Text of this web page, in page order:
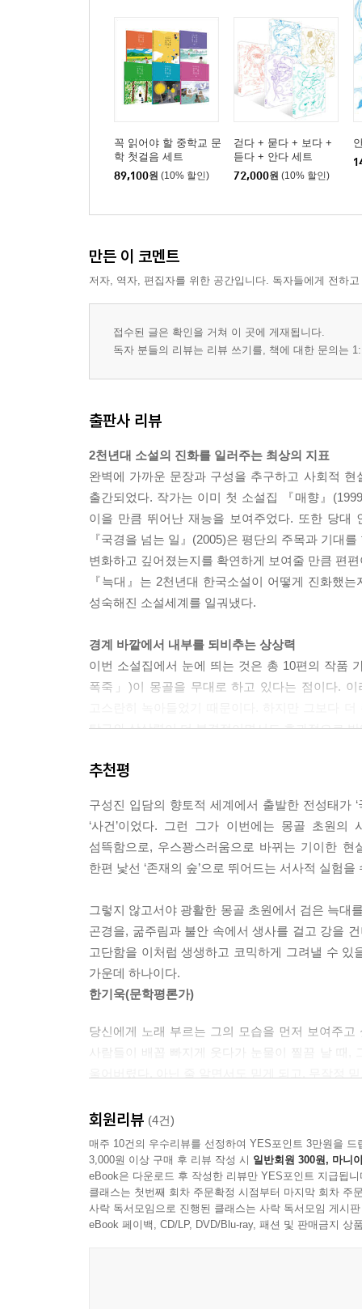
꼭 읽어야 할 중학교 문
학 첫걸음 세트
89,100원 (10% 할인)
걷다 + 묻다 + 보다 +
듣다 + 안다 세트
72,000원 (10% 할인)
만든 이 코멘트
저자, 역자, 편집자를 위한 공간입니다. 독자들에게 전하
접수된 글은 확인을 거쳐 이 곳에 게재됩니다.
독자 분들의 리뷰는 리뷰 쓰기를, 책에 대한 문의는
출판사 리뷰
2천년대 소설의 진화를 일러주는 최상의 지표
완벽에 가까운 문장과 구성을 추구하고 사회적
출간되었다. 작가는 이미 첫 소설집 『매향』
이을 만큼 뛰어난 재능을 보여주었다. 또한 당대
『국경을 넘는 일』(2005)은 평단의 주목과 기대
변화하고 깊어졌는지를 확연하게 보여줄 만큼 편
『늑대』는 2천년대 한국소설이 어떻게 진화했
성숙해진 소설세계를 일궈냈다.
경계 바깥에서 내부를 되비추는 상상력
이번 소설집에서 눈에 띄는 것은 총 10편의 작품
폭죽」)이 몽골을 무대로 하고 있다는 점이다.
탐구와 상상력이 더 본격적이면서도 효과적으로
이 소설들은 몽골의 과거와 현재를 면밀하게 탐
넘어가지 못한 경계인으로서의 정체성과 사유
남북문제, 이주노동자 문제, 신자유주의시대 자
국경을 자유자재로 넘나들면서 독자에게 아주 깊
투영하고 있다. 이 식당을 오가는 극우 기독교
관점으로 벌어지는 식당 안의 풍경은 작금의 우
웃고 넘길 수 없는 우리의 현실이라고 깨닫게 하는
마지막 장면에서 냉면 한 그릇에 그릇된 반공
몽골에 체류하는 시인(교수)의 일화를 통해 오랫
주인공 ‘창대’는 몽골을 ‘시원(始原)의 이미
저잣거리에서 강도를 당할 뻔하고 열쇠 없이 아
결국 몽골 군인들 앞에서 화자 자신은 “코리언 쏠
들어가려고 시도한다. 이 소설 역시 결말에서 화
추천평
구성진 입담의 향토적 세계에서 출발한 전성태가
‘사건’이었다. 그런 그가 이번에는 몽골 초원
섬뜩함으로, 우스꽝스러움으로 바뀌는 기이한
한편 낯선 ‘존재의 숲’으로 뛰어드는 서사적 실험
그렇지 않고서야 광활한 몽골 초원에서 검은 늑대
곤경을, 굶주림과 불안 속에서 생사를 걸고 강을
고단함을 이처럼 생생하고 코믹하게 그려낼 수
가운데 하나이다.
한기욱(문학평론가)
당신에게 노래 부르는 그의 모습을 먼저 보여주
사람들이 배꼽 빠지게 웃다가 눈물이 찔끔 날 때
그의 소설은 그를 꼭 닮았다. 순정하고 애틋하다.
울려퍼진 한 발의 총성처럼 단호하기도 하다. 그
국경을 넘나들고 초원을 헤매고 강을 건너느라고.
안으로 무언가 너울너울 날아들고 있는 것을. 그
그의 노래는 양과 짝패가 된 검은 늑대의 노래다.
천운영(소설가)
회원리뷰 (4건)
매주 10건의 우수리뷰를 선정하여 YES포인트 3만원을 드
3,000원 이상 구매 후 리뷰 작성 시 일반회원 300원, 마니
eBook은 다운로드 후 작성한 리뷰만 YES포인트 지급됩니
클래스는 첫번째 회차 주문확정 시점부터 마지막 회차 주
사락 독서모임으로 진행된 클래스는 사락 독서모임 게시
eBook 페이백, CD/LP, DVD/Blu-ray, 패션 및 판매금지 상